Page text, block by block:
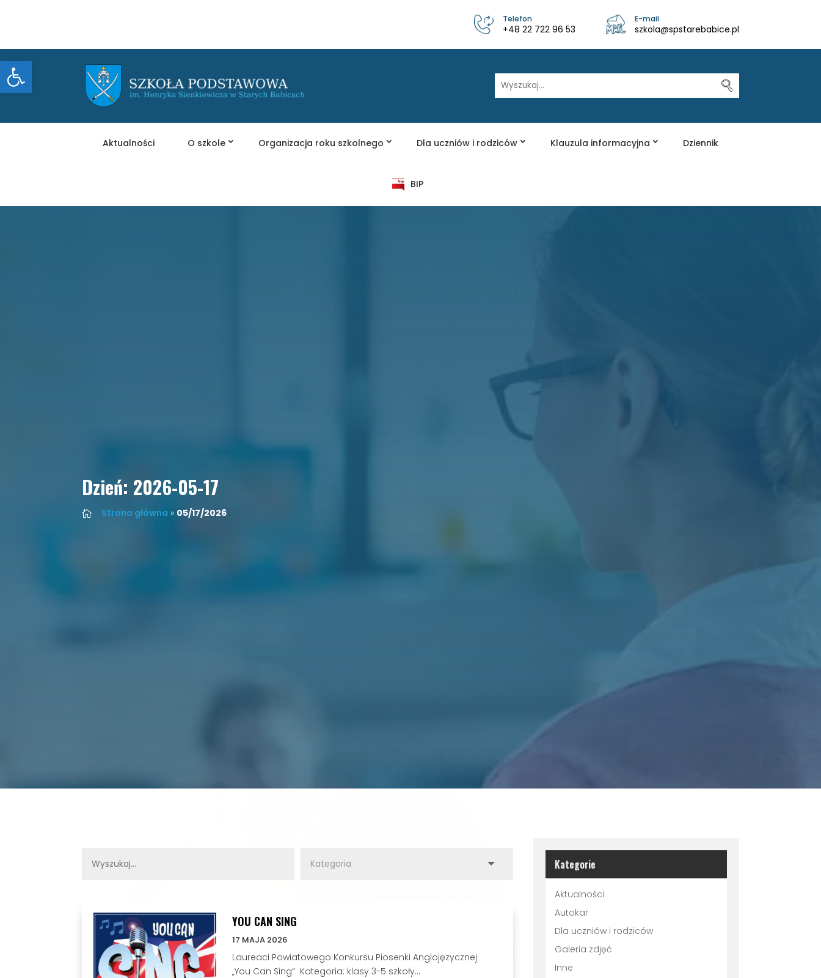
Otwórz pasek narzędzi
Telefon
+48 22 722 96 53
E-mail
szkola@spstarebabice.pl
Wyszukaj
Aktualności O szkole Organizacja roku szkolnego Dla uczniów i rodziców Klauzula informacyjna Dziennik
BIP
Dzień: 2026-05-17
 Strona główna » 05/17/2026
YOU CAN SING
17 MAJA 2026
Laureaci Powiatowego Konkursu Piosenki Anglojęzycznej
„You Can Sing” Kategoria: klasy 3-5 szkoły...
Kategorie
Aktualności
Autokar
Dla uczniów i rodziców
Galeria zdjęć
Inne